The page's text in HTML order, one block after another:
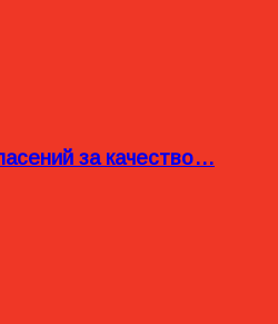
за качество…